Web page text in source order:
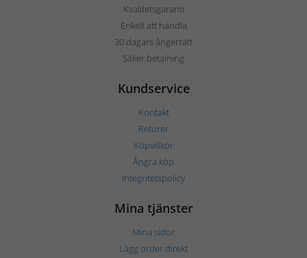
Kvalitetsgaranti
Enkelt att handla
30 dagars ångerrätt
Säker betalning
Kundservice
Kontakt
Returer
Köpvillkor
Ångra köp
Integritetspolicy
Mina tjänster
Mina sidor
Lägg order direkt